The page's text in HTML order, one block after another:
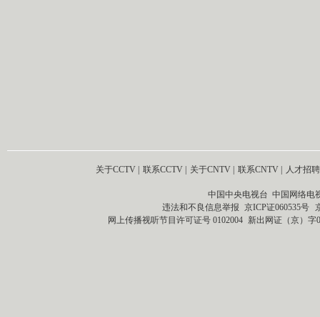
关于CCTV 联系CCTV 关于CNTV 联系CNTV 人才招聘
中国中央电视台 中国网络电
违法和不良信息举报 京ICP证060535号
网上传播视听节目许可证号 0102004 新出网证（京）